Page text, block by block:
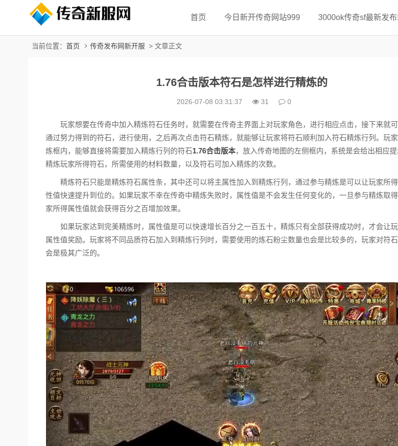
首页 今日新开传奇网站999 3000ok传奇sf最新发
当前位置： 首页 传奇发布网新开服 > 文章正文
1.76合击版本符石是怎样进行精炼的
2026-07-08 03:31:37 31 0
玩家想要在传奇中加入精炼符石任务时，就需要在传奇主界面上对玩家角色，进行相应点击，接下来就
通过努力得到的符石，进行使用，之后再次点击符石精炼，就能够让玩家将符石顺利加入符石精炼行列。玩
炼框内，能够直接将需要加入精炼行列的符石1.76合击版本，放入传奇地图的左侧框内，系统是会给出相应提
精炼玩家所得符石，所需使用的材料数量，以及符石可加入精炼的次数。
精炼符石只能是精炼符石属性条，其中还可以将主属性加入到精炼行列，通过参与精炼是可以让玩家所
性值快速提升到位的。如果玩家不幸在传奇中精炼失败时，属性值是不会发生任何变化的，一旦参与精炼取
家所得属性值就会获得百分之百增加效果。
如果玩家达到完美精炼时，属性值是可以快速增长百分之一百五十，精炼只有全部获得成功时，才会让
属性值奖励。玩家将不同品质符石加入到精炼行列时，需要使用的炼石粉尘数量也会是比较多的，玩家对符
会是极其广泛的。